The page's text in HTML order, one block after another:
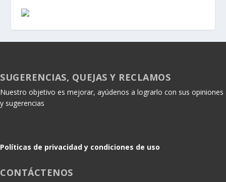
SUGERENCIAS, QUEJAS Y RECLAMOS
Nuestro objetivo es mejorar, ayúdenos a lograrlo con sus opiniones
y sugerencias
Políticas de privacidad y condiciones de uso
CONTÁCTENOS